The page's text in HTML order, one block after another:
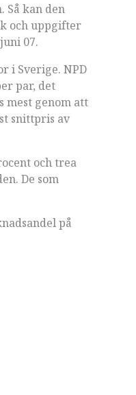
Så kan den
och uppgifter
07.
i Sverige. NPD
par, det
mest genom att
snittpris av
och trea
De som
på